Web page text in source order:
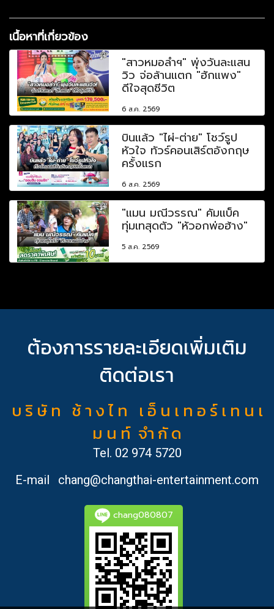
เนื้อหาที่เกี่ยวข้อง
"สาวหมอลำฯ" พุ่งวันละแสน
วิว จ่อล้านแตก "ฮักแพง"
ดีใจสุดชีวิต
6 ส.ค. 2569
บินแล้ว "ไผ่-ต่าย" โชว์รูป
หัวใจ ทัวร์คอนเสิร์ตอังกฤษ
ครั้งแรก
6 ส.ค. 2569
"แมน มณีวรรณ" คัมแบ็ค
ทุ่มเทสุดตัว "หัวอกพ่อฮ้าง"
5 ส.ค. 2569
ต้องการรายละเอียดเพิ่มเติม
ติดต่อเรา
บ ริ ษั ท ช้ า ง ไ ท เ อ็ น เ ท อ ร์ เ ท น เ
ม น ท์ จำ กั ด
Tel. 02 974 5720
E-mail
chang@changthai-entertainment.com
chang080807